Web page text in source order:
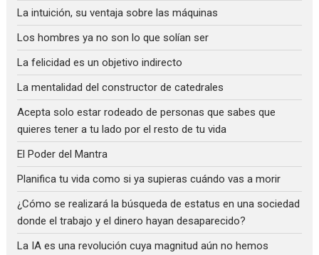
La intuición, su ventaja sobre las máquinas
Los hombres ya no son lo que solían ser
La felicidad es un objetivo indirecto
La mentalidad del constructor de catedrales
Acepta solo estar rodeado de personas que sabes que
quieres tener a tu lado por el resto de tu vida
El Poder del Mantra
Planifica tu vida como si ya supieras cuándo vas a morir
¿Cómo se realizará la búsqueda de estatus en una sociedad
donde el trabajo y el dinero hayan desaparecido?
La IA es una revolución cuya magnitud aún no hemos